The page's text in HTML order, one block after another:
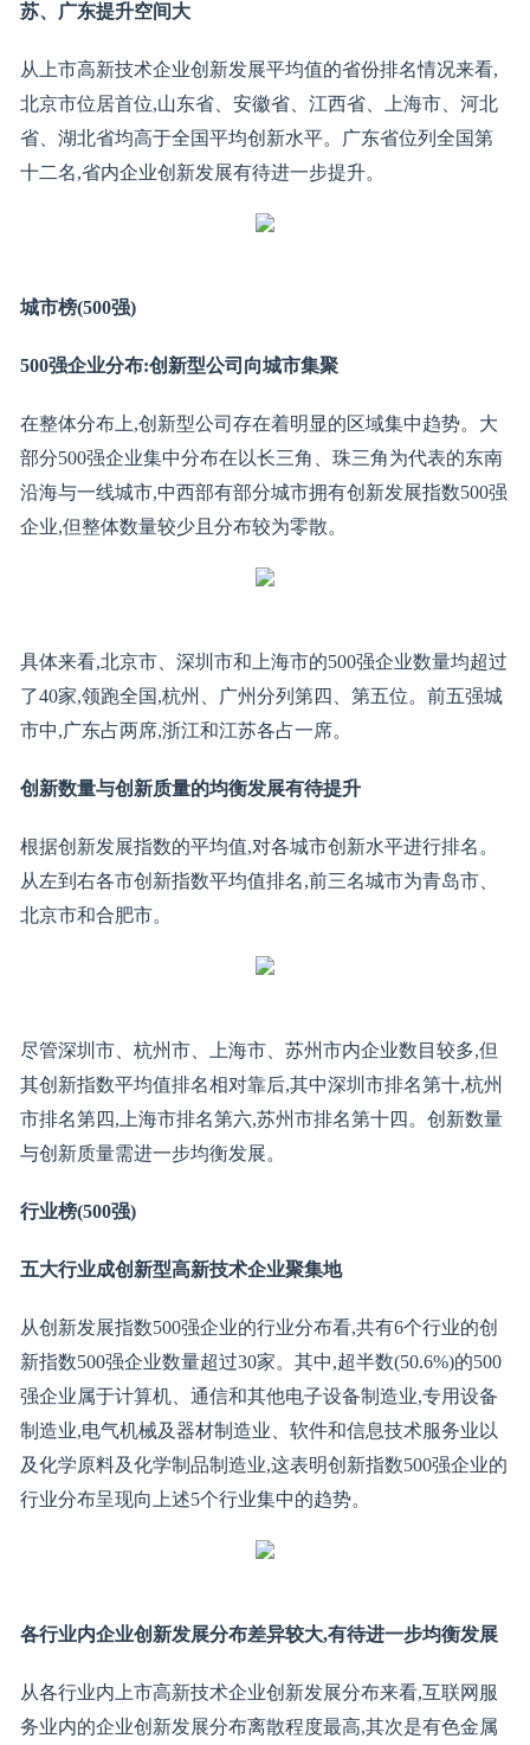
苏、广东提升空间大
从上市高新技术企业创新发展平均值的省份排名情况来看,
北京市位居首位,山东省、安徽省、江西省、上海市、河北
省、湖北省均高于全国平均创新水平。广东省位列全国第
十二名,省内企业创新发展有待进一步提升。
城市榜(500强)
500强企业分布:创新型公司向城市集聚
在整体分布上,创新型公司存在着明显的区域集中趋势。大
部分500强企业集中分布在以长三角、珠三角为代表的东南
沿海与一线城市,中西部有部分城市拥有创新发展指数500强
企业,但整体数量较少且分布较为零散。
具体来看,北京市、深圳市和上海市的500强企业数量均超过
了40家,领跑全国,杭州、广州分列第四、第五位。前五强城
市中,广东占两席,浙江和江苏各占一席。
创新数量与创新质量的均衡发展有待提升
根据创新发展指数的平均值,对各城市创新水平进行排名。
从左到右各市创新指数平均值排名,前三名城市为青岛市、
北京市和合肥市。
尽管深圳市、杭州市、上海市、苏州市内企业数目较多,但
其创新指数平均值排名相对靠后,其中深圳市排名第十,杭州
市排名第四,上海市排名第六,苏州市排名第十四。创新数量
与创新质量需进一步均衡发展。
行业榜(500强)
五大行业成创新型高新技术企业聚集地
从创新发展指数500强企业的行业分布看,共有6个行业的创
新指数500强企业数量超过30家。其中,超半数(50.6%)的500
强企业属于计算机、通信和其他电子设备制造业,专用设备
制造业,电气机械及器材制造业、软件和信息技术服务业以
及化学原料及化学制品制造业,这表明创新指数500强企业的
行业分布呈现向上述5个行业集中的趋势。
各行业内企业创新发展分布差异较大,有待进一步均衡发展
从各行业内上市高新技术企业创新发展分布来看,互联网服
务业内的企业创新发展分布离散程度最高,其次是有色金属